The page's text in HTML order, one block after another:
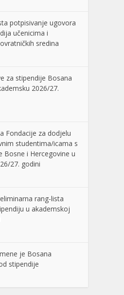
potpisivanje ugovora
učenicima i
sredina
za stipendije Bosana
2026/27.
Fondacije za dodjelu
studentima/icama s
Bosne i Hercegovine u
27. godini
rang-lista
u akademskoj
je Bosana
stipendije